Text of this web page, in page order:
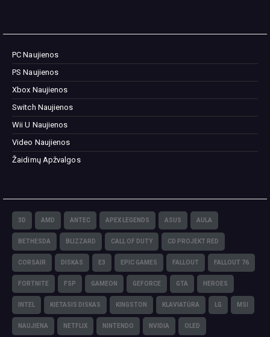
PC Naujienos
PS Naujienos
Xbox Naujienos
Switch Naujienos
Wii U Naujienos
Video Naujienos
Žaidimų Apžvalgos
3D AMD ANTEC APEX LEGENDS ASUS AULA
BETHESDA BLIZZARD CALL OF DUTY CD PROJEKT RED
CORSAIR DISKAS E3 EPIC GAMES FALLOUT FALLOUT 76
FORTNITE FSP GAMEON GEFORCE GTA HEROES
INTEL KIETASIS DISKAS KINGSTON KLAVIATŪRA LG MSI
NAUJIENA NETFLIX NINTENDO NVIDIA OLED